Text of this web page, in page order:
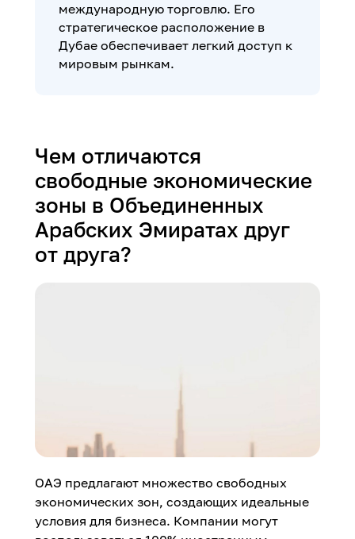
международную торговлю. Его
стратегическое расположение в
Дубае обеспечивает легкий доступ к
мировым рынкам.
Чем отличаются
свободные экономические
зоны в Объединенных
Арабских Эмиратах друг
от друга?
ОАЭ предлагают множество свободных
экономических зон, создающих идеальные
условия для бизнеса. Компании могут